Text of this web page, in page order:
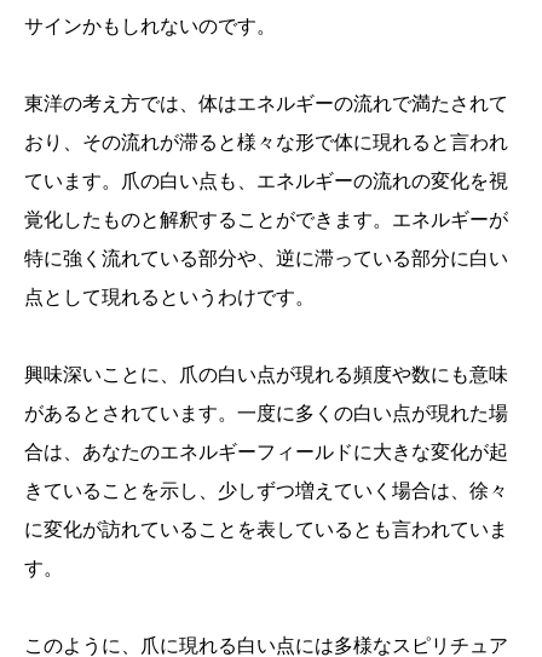
サインかもしれないのです。
東洋の考え方では、体はエネルギーの流れで満たされて
おり、その流れが滞ると様々な形で体に現れると言われ
ています。爪の白い点も、エネルギーの流れの変化を視
覚化したものと解釈することができます。エネルギーが
特に強く流れている部分や、逆に滞っている部分に白い
点として現れるというわけです。
興味深いことに、爪の白い点が現れる頻度や数にも意味
があるとされています。一度に多くの白い点が現れた場
合は、あなたのエネルギーフィールドに大きな変化が起
きていることを示し、少しずつ増えていく場合は、徐々
に変化が訪れていることを表しているとも言われていま
す。
このように、爪に現れる白い点には多様なスピリチュア